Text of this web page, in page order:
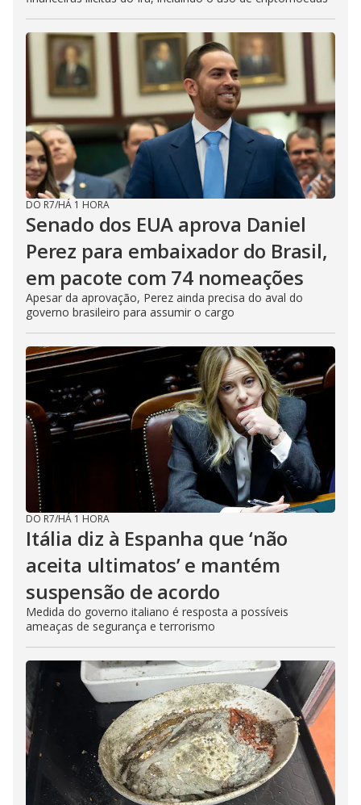
DO R7/HÁ 1 HORA
Senado dos EUA aprova Daniel
Perez para embaixador do Brasil,
em pacote com 74 nomeações
Apesar da aprovação, Perez ainda precisa do aval do
governo brasileiro para assumir o cargo
DO R7/HÁ 1 HORA
Itália diz à Espanha que ‘não
aceita ultimatos’ e mantém
suspensão de acordo
Medida do governo italiano é resposta a possíveis
ameaças de segurança e terrorismo